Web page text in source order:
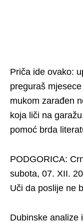
Priča ide ovako:
preguraš
mukom zarađen
koja liči na
pomoć brda
PODGORICA:
subota, 07. XII.
Uči da poslije ne
Dubinske analize